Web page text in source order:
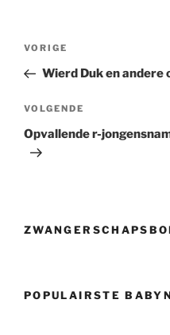
Berichtnavigatie
Vorig
bericht
VORIGE
Wierd Duk en andere
Volgend
bericht
VOLGENDE
Opvallende r-
POPULAIRSTE